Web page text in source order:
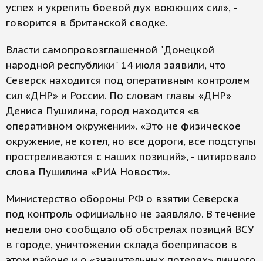
успех и укрепить боевой дух воюющих сил», -
говорится в британской сводке.
Власти самопровозглашенной "Донецкой
народной республики" 14 июля заявили, что
Северск находится под оперативным контролем
сил «ДНР» и России. По словам главы «ДНР»
Дениса Пушилина, город находится «в
оперативном окружении». «Это не физическое
окружение, не котел, но все дороги, все подступы
простреливаются с наших позиций», - цитировало
слова Пушилина «РИА Новости».
Министерство обороны РФ о взятии Северска
под контроль официально не заявляло. В течение
недели оно сообщало об обстрелах позиций ВСУ
в городе, уничтожении склада боеприпасов в